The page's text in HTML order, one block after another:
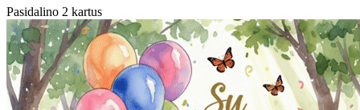
Pasidalino 2 kartus